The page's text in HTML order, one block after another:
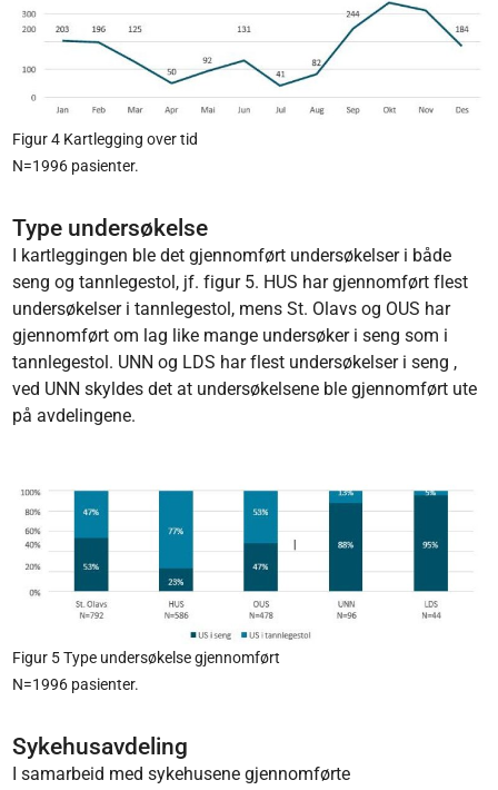
Figur 4 Kartlegging over tid
N=1996 pasienter.
Type undersøkelse
I kartleggingen ble det gjennomført undersøkelser i både
seng og tannlegestol, jf. figur 5. HUS har gjennomført flest
undersøkelser i tannlegestol, mens St. Olavs og OUS har
gjennomført om lag like mange undersøker i seng som i
tannlegestol. UNN og LDS har flest undersøkelser i seng ,
ved UNN skyldes det at undersøkelsene ble gjennomført ute
på avdelingene.
Figur 5 Type undersøkelse gjennomført
N=1996 pasienter.
Sykehusavdeling
I samarbeid med sykehusene gjennomførte